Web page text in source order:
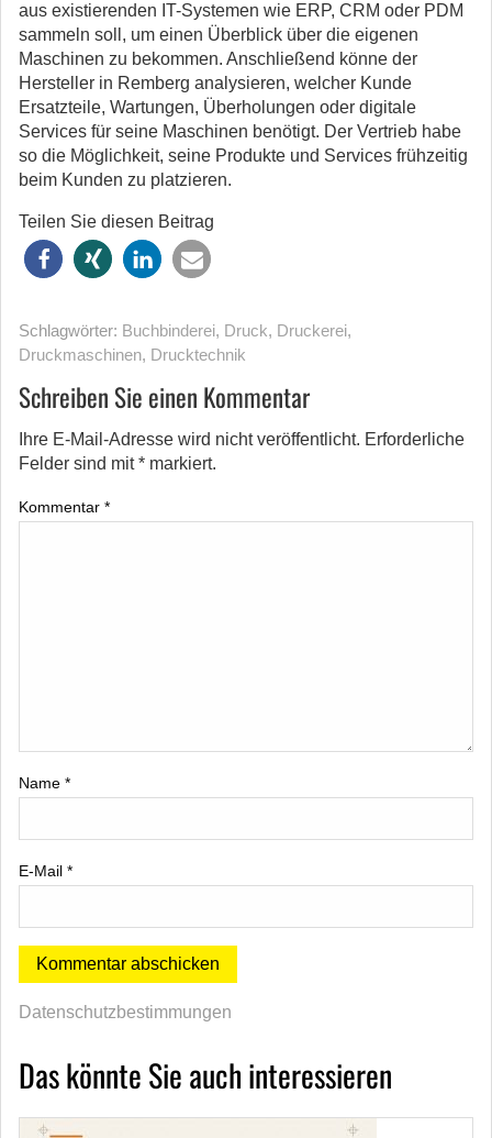
aus existierenden IT-Systemen wie ERP, CRM oder PDM
sammeln soll, um einen Überblick über die eigenen
Maschinen zu bekommen. Anschließend könne der
Hersteller in Remberg analysieren, welcher Kunde
Ersatzteile, Wartungen, Überholungen oder digitale
Services für seine Maschinen benötigt. Der Vertrieb habe
so die Möglichkeit, seine Produkte und Services frühzeitig
beim Kunden zu platzieren.
Teilen Sie diesen Beitrag
Schlagwörter: Buchbinderei, Druck, Druckerei,
Druckmaschinen, Drucktechnik
Schreiben Sie einen Kommentar
Ihre E-Mail-Adresse wird nicht veröffentlicht. Erforderliche
Felder sind mit* markiert.
Kommentar *
Name *
E-Mail *
Datenschutzbestimmungen
Das könnte Sie auch interessieren